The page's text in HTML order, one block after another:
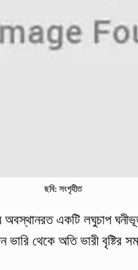
ছবি: সংগৃহীত
অবস্থানরত একটি লঘুচাপ
ভারি থেকে অতি ভারী বৃষ্টির